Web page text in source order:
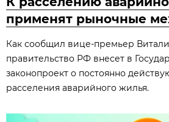
применят рыночные
Как сообщил вице-премьер
правительство РФ внесет в
законопроект о постоянно
расселения аварийного жилья.